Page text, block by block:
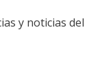
y noticias del